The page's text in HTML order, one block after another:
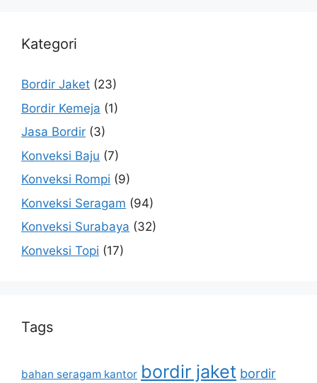
Kategori
Bordir Jaket (23)
Bordir Kemeja (1)
Jasa Bordir (3)
Konveksi Baju (7)
Konveksi Rompi (9)
Konveksi Seragam (94)
Konveksi Surabaya (32)
Konveksi Topi (17)
Tags
bahan seragam kantor bordir jaket bordir